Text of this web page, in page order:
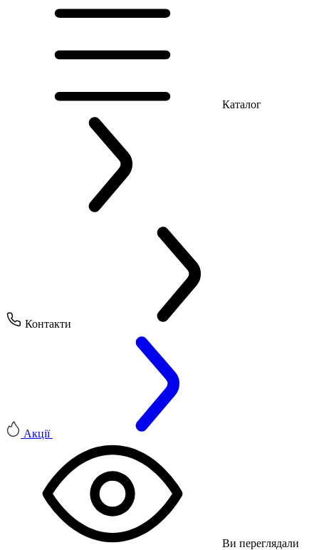
Каталог
Контакти
Акції
Ви переглядали